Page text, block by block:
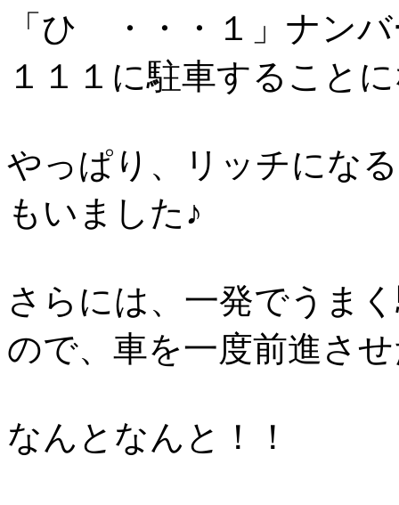
「ひ ・・・１」ナン
１１１に駐車すること
やっぱり、リッチにな
もいました♪
さらには、一発でうま
ので、車を一度前進さ
なんとなんと！！